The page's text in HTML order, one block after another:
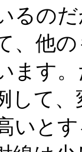
るの
、他
ます
して
いと